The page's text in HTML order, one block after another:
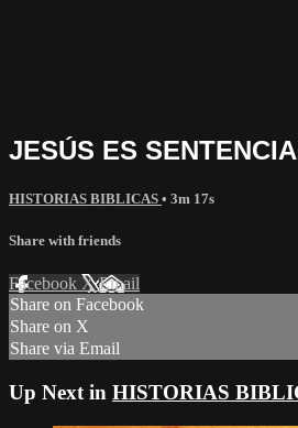
JESÚS ES
HISTORIAS BIBLICAS • 3m 17s
Share with friends
Facebook XEmail
Share on Facebook
Share on X
Share via Email
Up Next in HISTORIAS